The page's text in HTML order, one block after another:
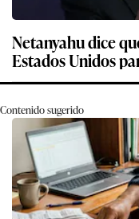
Netanyahu dice
Estados Unidos
Contenido sugerido